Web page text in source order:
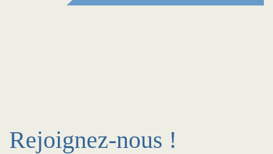
Rejoignez-nous !